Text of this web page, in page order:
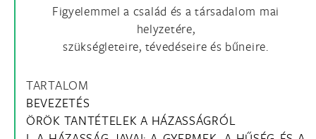
Figyelemmel a család és a társadalom mai
helyzetére,
szükségleteire, tévedéseire és bűneire.
TARTALOM
BEVEZETÉS
ÖRÖK TANTÉTELEK A HÁZASSÁGRÓL